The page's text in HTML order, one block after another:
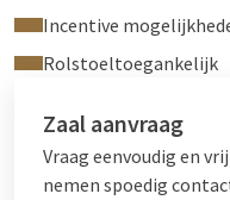
Incentive
Rolstoeltoegankelijk
Zaal aanvraag
Vraag eenvoudig en
nemen spoedig